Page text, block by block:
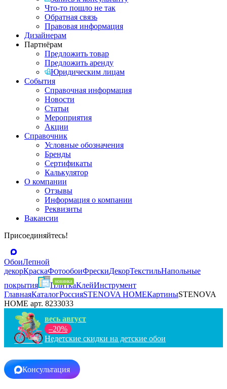
Что-то пошло не так
Обратная связь
Правовая информация
Дизайнерам
Партнёрам
Предложить товар
Предложить аренду
Юридическим лицам
События
Справочная информация
Новости
Статьи
Мероприятия
Акции
Справочник
Условные обозначения
Бренды
Сертификаты
Калькулятор
О компании
Отзывы
Информация о компании
Реквизиты
Вакансии
Присоединяйтесь!
ОбоиЛепной
декорКраскаФотообоиФрескиДекорТекстильНапольные
покрытия
ПлиткаКлейИнструмент
ГлавнаяКаталогРоссияSTENOVA HOMEКартиныSTENOVA
HOME арт. 8233033
весь август
–20%
Недетские скидки на детские обои
Консультация